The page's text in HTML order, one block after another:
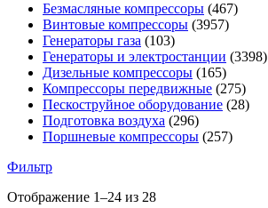
Безмасляные компрессоры (467)
Винтовые компрессоры (3957)
Генераторы газа (103)
Генераторы и электростанции (3398)
Дизельные компрессоры (165)
Компрессоры передвижные (275)
Пескоструйное оборудование (28)
Подготовка воздуха (296)
Поршневые компрессоры (257)
Фильтр
Отображение 1–24 из 28